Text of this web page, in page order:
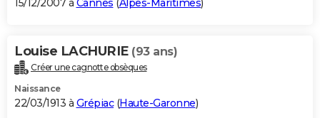
Louise LACHURIE (93 ans)
Créer une cagnotte obsèques
Naissance
22/03/1913 à Grépiac(Haute-Garonne)